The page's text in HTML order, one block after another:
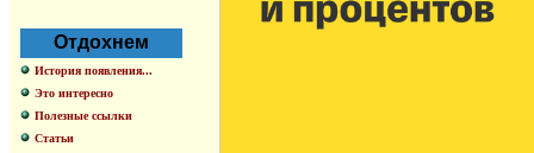
Отдохнем
История появления...
Это интересно
Полезные ссылки
Статьи